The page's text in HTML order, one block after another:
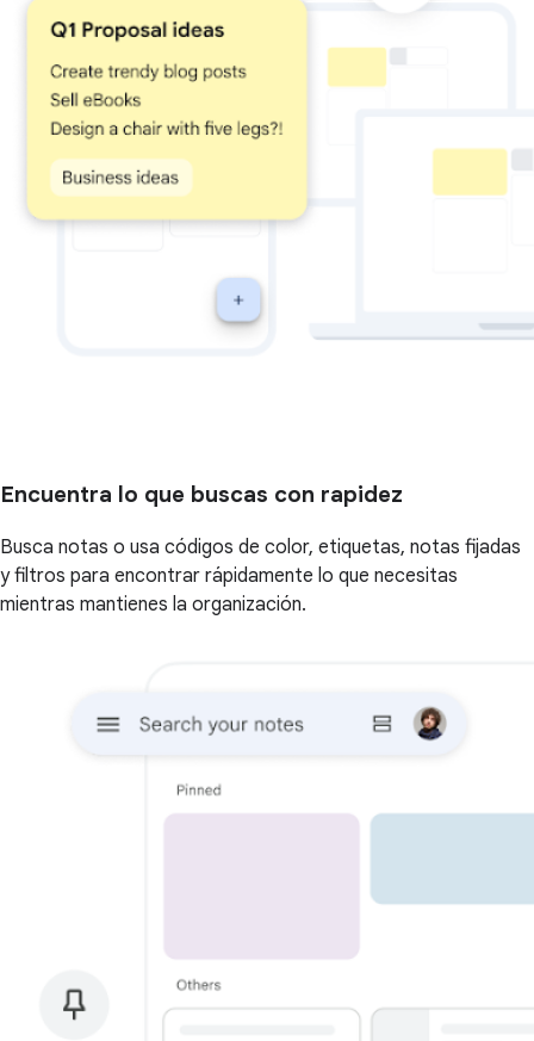
Encuentra lo que buscas con rapidez
Busca notas o usa códigos de color, etiquetas, notas fijadas
y filtros para encontrar rápidamente lo que necesitas
mientras mantienes la organización.